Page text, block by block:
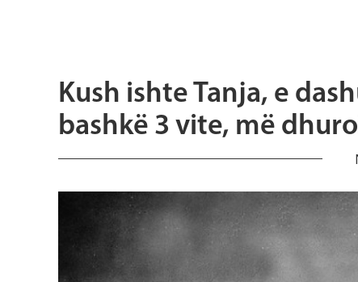
Kush ishte Tanja, e
bashkë 3 vite, më